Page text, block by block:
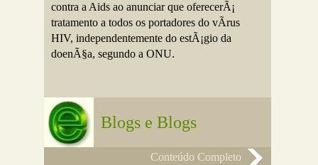
contra a Aids ao anunciar que oferecerÃ¡
tratamento a todos os portadores do vÃ­rus
HIV, independentemente do estÃ¡gio da
doenÃ§a, segundo a ONU.
Blogs e Blogs
Conteúdo Completo